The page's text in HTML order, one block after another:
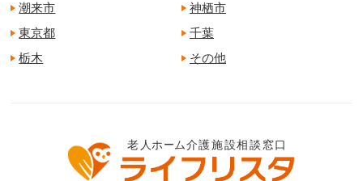
潮来市
神栖市
東京都
千葉
栃木
その他